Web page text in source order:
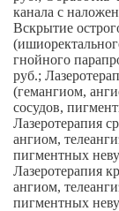
канала с
Вскрытие
гнойного
руб.;
(гемангиом,
сосудов,
Лазеротерапия
ангиом,
пигментных
Лазеротерапия
ангиом,
пигментных